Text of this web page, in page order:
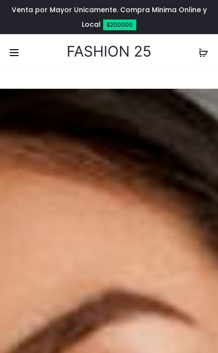
Venta por Mayor Unicamente. Compra Minima Online y
Local
$200000
FASHION 25